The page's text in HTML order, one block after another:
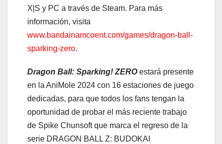
X|S y PC a través de Steam. Para más
información, visita
www.bandainamcoent.com/games/dragon-ball-
sparking-zero.
Dragon Ball: Sparking! ZEROestará presente
en la AniMole 2024 con 16 estaciones de juego
dedicadas, para que todos los fans tengan la
oportunidad de probar el más reciente trabajo
de Spike Chunsoft que marca el regreso de la
serie DRAGON BALL Z: BUDOKAI